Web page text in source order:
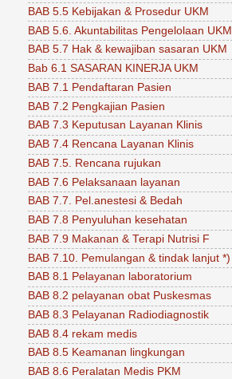
BAB 5.5 Kebijakan & Prosedur UKM
BAB 5.6. Akuntabilitas Pengelolaan UKM
BAB 5.7 Hak & kewajiban sasaran UKM
Bab 6.1 SASARAN KINERJA UKM
BAB 7.1 Pendaftaran Pasien
BAB 7.2 Pengkajian Pasien
BAB 7.3 Keputusan Layanan Klinis
BAB 7.4 Rencana Layanan Klinis
BAB 7.5. Rencana rujukan
BAB 7.6 Pelaksanaan layanan
BAB 7.7. Pel.anestesi & Bedah
BAB 7.8 Penyuluhan kesehatan
BAB 7.9 Makanan & Terapi Nutrisi F
BAB 7.10. Pemulangan & tindak lanjut *)
BAB 8.1 Pelayanan laboratorium
BAB 8.2 pelayanan obat Puskesmas
BAB 8.3 Pelayanan Radiodiagnostik
BAB 8.4 rekam medis
BAB 8.5 Keamanan lingkungan
BAB 8.6 Peralatan Medis PKM